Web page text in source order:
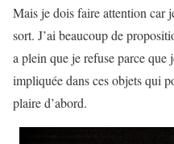
Mais je dois faire attention car
sort. J’ai beaucoup de
a plein que je refuse parce que
impliquée dans ces objets qui
plaire d’abord.